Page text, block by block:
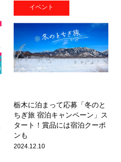
イベント
栃木に泊まって応募「冬のと
ちぎ旅 宿泊キャンペーン」ス
タート！賞品には宿泊クーポ
ンも
2024.12.10